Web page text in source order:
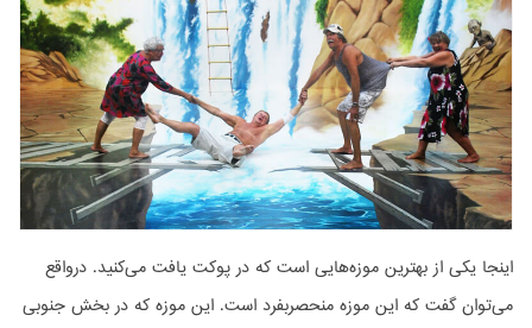
اینجا یکی از بهترین موزه‌هایی است که در پوکت یافت می‌کنید. درواقع
می‌توان گفت که این موزه منحصربفرد است. این موزه که در بخش جنوبی